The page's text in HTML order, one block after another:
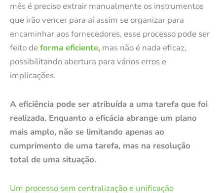
mês é preciso extrair manualmente os instrumentos
que irão vencer para aí assim se organizar para
encaminhar aos fornecedores, esse processo pode ser
feito deforma eficiente, mas não é nada eficaz,
possibilitando abertura para vários erros e
implicações.
A eficiência pode ser atribuída a uma tarefa que foi
realizada. Enquanto a eficácia abrange um plano
mais amplo, não se limitando apenas ao
cumprimento de uma tarefa, mas na resolução
total de uma situação.
Um processo sem centralização e unificação